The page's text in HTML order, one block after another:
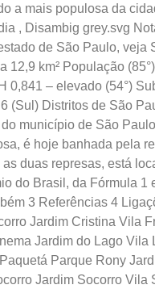
a mais populosa da
, Disambig grey.svg
de São Paulo, veja
km² População
0,841 – elevado (54°)
(Sul) Distritos de São
município de São
é hoje banhada pela
duas represas, está
do Brasil, da Fórmula 1
3 Referências 4
Jardim Cristina Vila
Jardim do Lago Vila
Parque Rony
Jardim Socorro Vila